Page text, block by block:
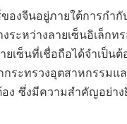
องจีนอยู่ภายใต้การก
ะหว่างลายเซ็นอิเล็กท
เซ็นที่เชื่อถือได้จำเป็น
ระทรวงอุตสาหกรรมแ
ซึ่งมีความสำคัญอย่า